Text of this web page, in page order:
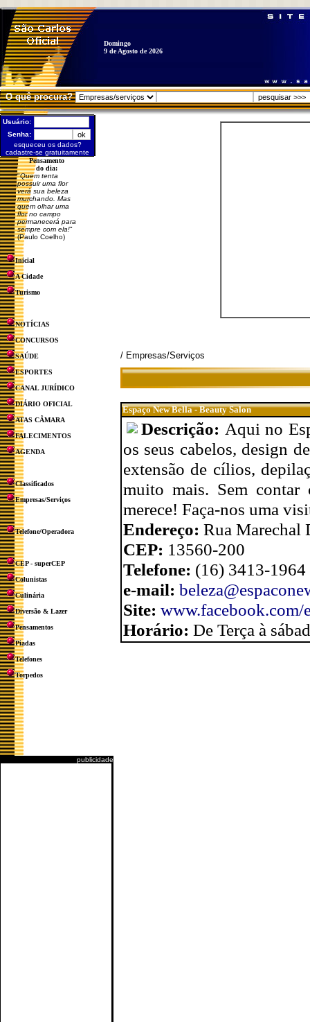
Domingo
9 de Agosto de 2026
O quê procura?
Usuário:
Senha:
esqueceu os dados?
cadastre-se gratuitamente
Pensamento
do dia:
"Quem tenta
possuir uma flor
verá sua beleza
murchando. Mas
quem olhar uma
flor no campo
permanecerá para
sempre com ela!"
(Paulo Coelho)
Inicial
A Cidade
Turismo
NOTÍCIAS
CONCURSOS
SAÚDE
ESPORTES
CANAL JURÍDICO
DIÁRIO OFICIAL
ATAS CÂMARA
FALECIMENTOS
AGENDA
Classificados
Empresas/Serviços
Telefone/Operadora
CEP - superCEP
Colunistas
Culinária
Diversão & Lazer
Pensamentos
Piadas
Telefones
Torpedos
publicidade
/ Empresas/Serviços
Espaço New Bella - Beauty Salon
Descrição: Aqui no
os seus cabelos, design
extensão de cílios,
muito mais. Sem contar
merece! Faça-nos uma
Endereço: Rua Marechal
CEP: 13560-200
Telefone: (16) 3413-
e-mail:
Site: www.facebook.com/
Horário: De Terça à